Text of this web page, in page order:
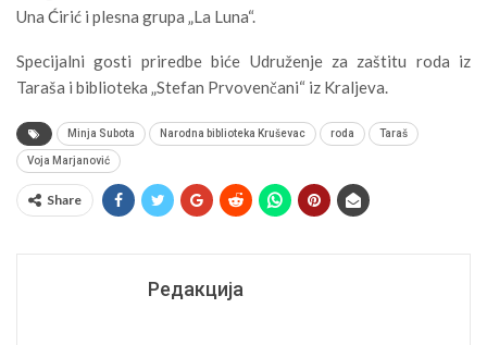
Una Ćirić i plesna grupa „La Luna“.
Specijalni gosti priredbe biće Udruženje za zaštitu roda iz
Taraša i biblioteka „Stefan Prvovenčani“ iz Kraljeva.
Minja Subota Narodna biblioteka Kruševac roda Taraš
Voja Marjanović
Share
Редакција